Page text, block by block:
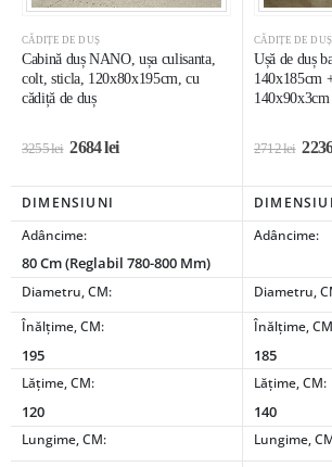
CĂDIȚE DE DUȘ
Cabină duș NANO, ușa culisanta,
colt, sticla, 120x80x195cm, cu
cădiță de duș
3255lei 2684lei
CĂDIȚE DE DUȘ
Ușă de duș
140x185cm
140x90x3cm
2712lei
DIMENSIUNI
Adâncime:
80 Cm (reglabil 780-800 Mm)
Adâncime:
Diametru, CM:
Diametru,
Înălțime, CM:
195
Înălțime,
185
Lățime, CM:
120
Lățime, CM:
140
Lungime, CM: Lungime,